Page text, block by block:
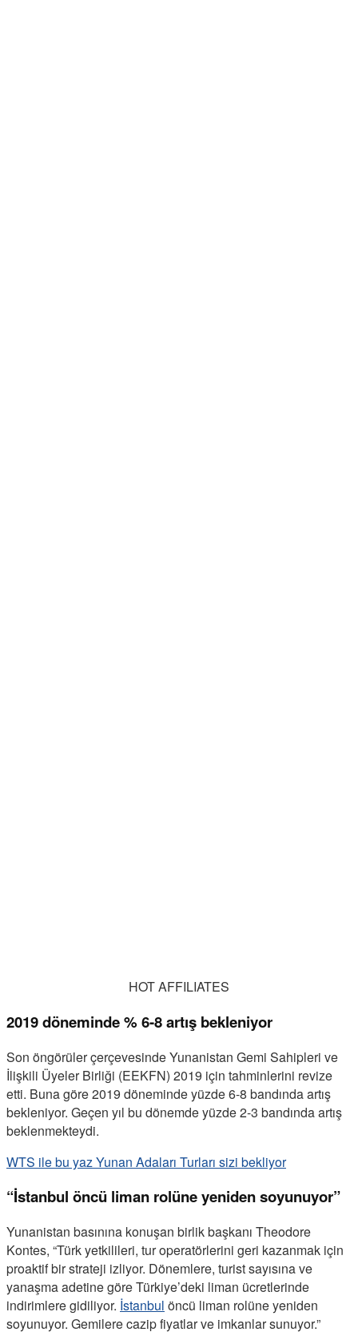
HOT AFFILIATES
2019 döneminde % 6-8 artış bekleniyor
Son öngörüler çerçevesinde Yunanistan Gemi Sahipleri ve
İlişkili Üyeler Birliği (EEKFN) 2019 için tahminlerini revize
etti. Buna göre 2019 döneminde yüzde 6-8 bandında artış
bekleniyor. Geçen yıl bu dönemde yüzde 2-3 bandında artış
beklenmekteydi.
WTS ile bu yaz Yunan Adaları Turları sizi bekliyor
“İstanbul öncü liman rolüne yeniden soyunuyor”
Yunanistan basınına konuşan birlik başkanı Theodore
Kontes, “Türk yetkilileri, tur operatörlerini geri kazanmak için
proaktif bir strateji izliyor. Dönemlere, turist sayısına ve
yanaşma adetine göre Türkiye’deki liman ücretlerinde
indirimlere gidiliyor. İstanbul öncü liman rolüne yeniden
soyunuyor. Gemilere cazip fiyatlar ve imkanlar sunuyor.”